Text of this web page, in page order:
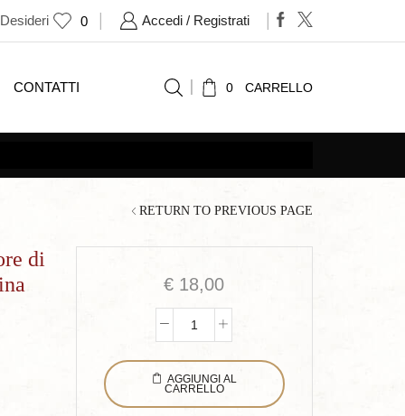
0 Accedi / Registrati
CONTATTI 0 CARRELLO
RETURN TO PREVIOUS PAGE
€ 18,00
Analisi
sul
comportamento
del
AGGIUNGI AL
CARRELLO
di